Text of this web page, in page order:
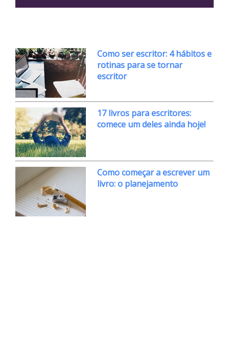
Como ser escritor: 4 hábitos e
rotinas para se tornar
escritor
17 livros para escritores:
comece um deles ainda hoje!
Como começar a escrever um
livro: o planejamento